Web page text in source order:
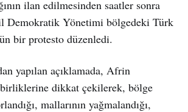
ilan edilmesinden saatler sonra
Demokratik Yönetimi bölgedeki Türk
bir protesto düzenledi.
yapılan açıklamada, Afrin
dikkat çekilerek, bölge
mallarının yağmalandığı,